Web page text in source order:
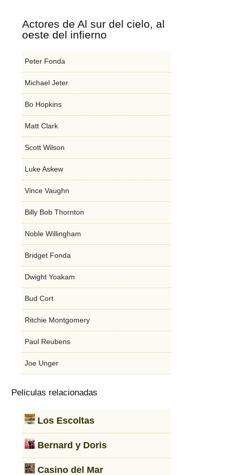
Actores de Al sur del cielo, al
oeste del infierno
Peter Fonda
Michael Jeter
Bo Hopkins
Matt Clark
Scott Wilson
Luke Askew
Vince Vaughn
Billy Bob Thornton
Noble Willingham
Bridget Fonda
Dwight Yoakam
Bud Cort
Ritchie Montgomery
Paul Reubens
Joe Unger
Peliculas relacionadas
Los Escoltas
Bernard y Doris
Casino del Mar